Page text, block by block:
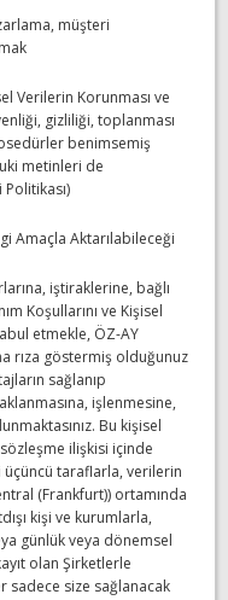
müşteri
Verilerin Korunması ve
gizliliği, toplanması
benimsemiş
metinleri de
Amaçla Aktarılabileceği
iştiraklerine, bağlı
Koşullarını ve Kişisel
etmekle, ÖZ-AY
rıza göstermiş olduğunuz
sağlanıp
işlenmesine,
Bu kişisel
ilişkisi içinde
üçüncü taraflarla, verilerin
(Frankfurt)) ortamında
kişi ve kurumlarla,
günlük veya dönemsel
olan Şirketlerle
sadece size sağlanacak